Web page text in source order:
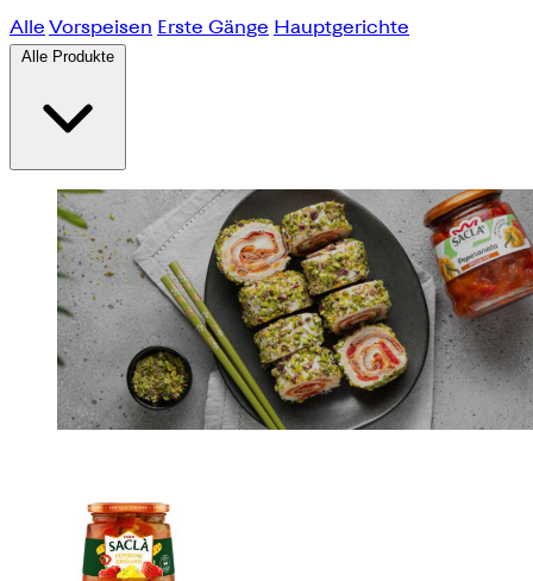
Alle Vorspeisen Erste Gänge Hauptgerichte
Alle Produkte